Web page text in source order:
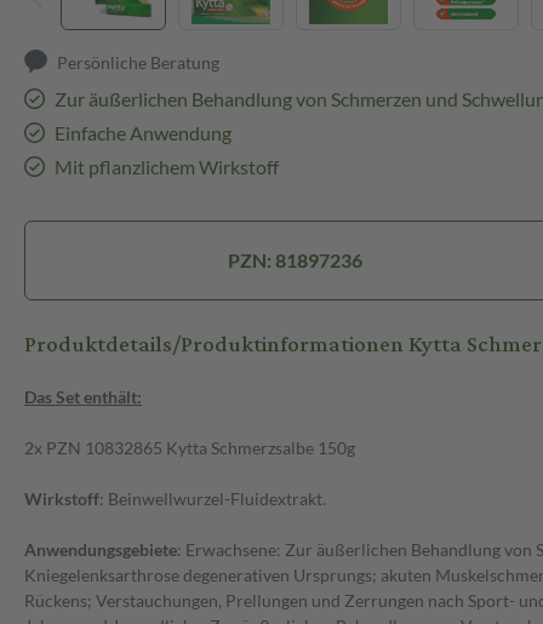
Persönliche Beratung
Zur äußerlichen Behandlung von Schmerzen und
Einfache Anwendung
Mit pflanzlichem Wirkstoff
PZN: 81897236
Produktdetails/Produktinformationen Kytta
Das Set enthält:
2x PZN 10832865 Kytta Schmerzsalbe 150g
Wirkstoff: Beinwellwurzel-Fluidextrakt.
Anwendungsgebiete: Erwachsene: Zur äußerlichen Behandlung von
Kniegelenksarthrose degenerativen Ursprungs; akuten
Rückens; Verstauchungen, Prellungen und Zerrungen nach Sport-